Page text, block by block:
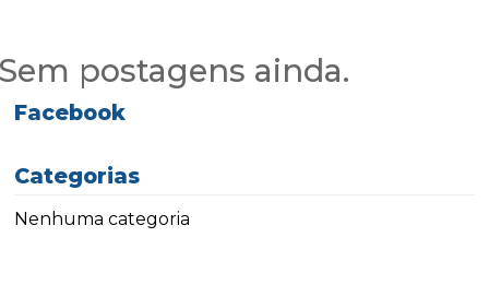
postagens ainda.
Facebook
Categorias
Nenhuma categoria